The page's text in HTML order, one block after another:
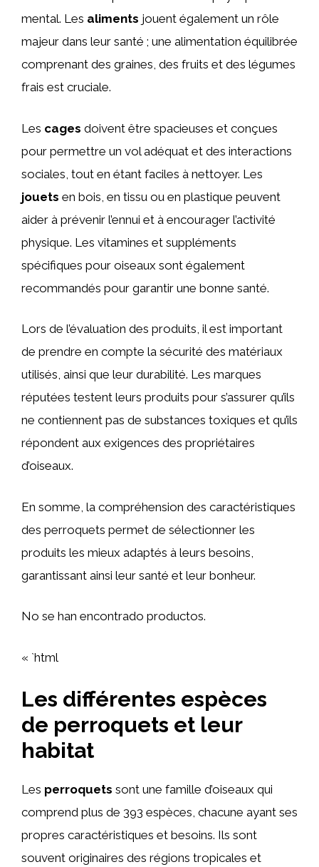
mental. Les aliments jouent également un rôle
majeur dans leur santé ; une alimentation équilibrée
comprenant des graines, des fruits et des légumes
frais est cruciale.
Les cages doivent être spacieuses et conçues
pour permettre un vol adéquat et des interactions
sociales, tout en étant faciles à nettoyer. Les
jouets en bois, en tissu ou en plastique peuvent
aider à prévenir l’ennui et à encourager l’activité
physique. Les vitamines et suppléments
spécifiques pour oiseaux sont également
recommandés pour garantir une bonne santé.
Lors de l’évaluation des produits, il est important
de prendre en compte la sécurité des matériaux
utilisés, ainsi que leur durabilité. Les marques
réputées testent leurs produits pour s’assurer qu’ils
ne contiennent pas de substances toxiques et qu’ils
répondent aux exigences des propriétaires
d’oiseaux.
En somme, la compréhension des caractéristiques
des perroquets permet de sélectionner les
produits les mieux adaptés à leurs besoins,
garantissant ainsi leur santé et leur bonheur.
No se han encontrado productos.
« `html
Les différentes espèces
de perroquets et leur
habitat
Les perroquets sont une famille d’oiseaux qui
comprend plus de 393 espèces, chacune ayant ses
propres caractéristiques et besoins. Ils sont
souvent originaires des régions tropicales et